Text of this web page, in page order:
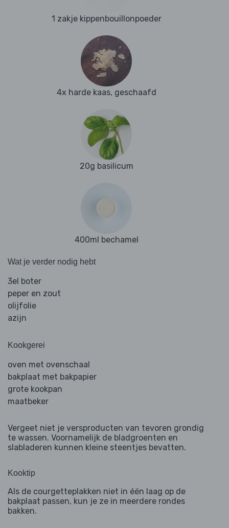
1 zakje kippenbouillonpoeder
4x harde kaas, geschaafd
20g basilicum
400ml bechamel
Wat je verder nodig hebt
3el boter
peper en zout
olijfolie
azijn
Kookgerei
oven met ovenschaal
bakplaat met bakpapier
grote kookpan
maatbeker
Vergeet niet je versproducten van tevoren grondig
te wassen. Voornamelijk de bladgroenten en
slabladeren kunnen kleine steentjes bevatten.
Kooktip
Als de courgetteplakken niet in één laag op de
bakplaat passen, kun je ze in meerdere rondes
bakken.